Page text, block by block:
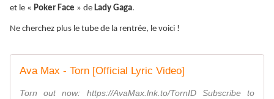
et le « Poker Face » de Lady Gaga.
Ne cherchez plus le tube de la rentrée, le voici !
Ava Max - Torn [Official Lyric Video]
Torn out now: https://AvaMax.lnk.to/TornID Subscribe to